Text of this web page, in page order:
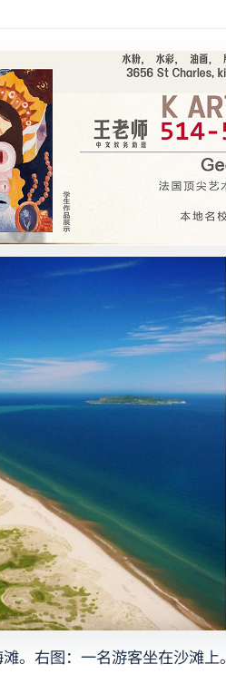
。右图：一名游客坐在沙滩上。